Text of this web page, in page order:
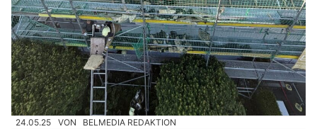
24.05.25 VON BELMEDIA REDAKTION